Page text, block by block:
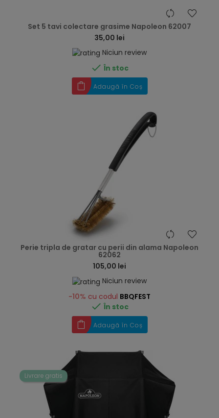
Set 5 tavi colectare grasime Napoleon 62007
35,00 lei
Niciun review
 În stoc
Adaugă în Coș
Perie tripla de gratar cu perii din alama Napoleon
62062
105,00 lei
Niciun review
-10% cu codul BBQFEST
 În stoc
Adaugă în Coș
Livrare gratis